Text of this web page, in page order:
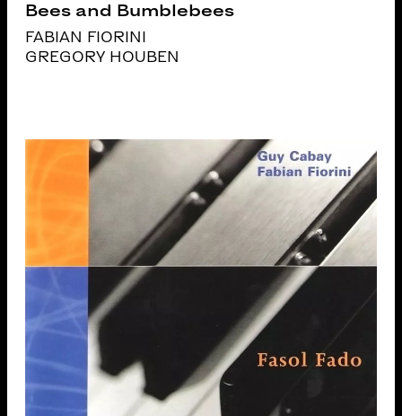
Bees and Bumblebees
FABIAN FIORINI
GREGORY HOUBEN